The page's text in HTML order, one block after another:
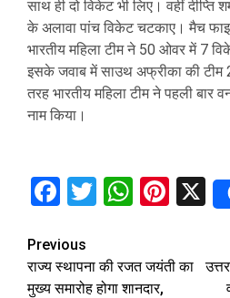
साथ ही दो विकेट भी लिए। वहीं दीप्ति
के अलावा पांच विकेट चटकाए। मैच
भारतीय महिला टीम ने 50 ओवर में 7
इसके जवाब में साउथ अफ्रीका की टीम
तरह भारतीय महिला टीम ने पहली बार
नाम किया।
Facebook
Twitter X
Continue
Reading
Previous
राज्य स्थापना की रजत जयंती का
मुख्य समारोह होगा शानदार,